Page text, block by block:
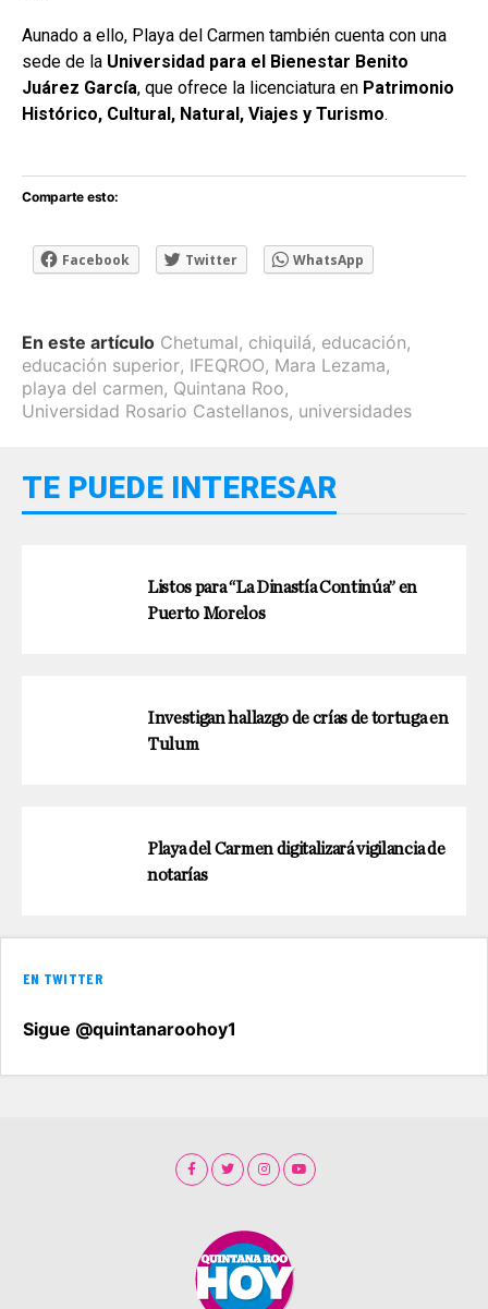
Aunado a ello, Playa del Carmen también cuenta con una
sede de la Universidad para el Bienestar Benito
Juárez García, que ofrece la licenciatura en Patrimonio
Histórico, Cultural, Natural, Viajes y Turismo.
Comparte esto:
Facebook Twitter WhatsApp
En este artículo Chetumal, chiquilá, educación,
educación superior, IFEQROO, Mara Lezama,
playa del carmen, Quintana Roo,
Universidad Rosario Castellanos, universidades
TE PUEDE INTERESAR
Listos para “La Dinastía Continúa” en
Puerto Morelos
Investigan hallazgo de crías de tortuga en
Tulum
Playa del Carmen digitalizará vigilancia de
notarías
EN TWITTER
Sigue @quintanaroohoy1